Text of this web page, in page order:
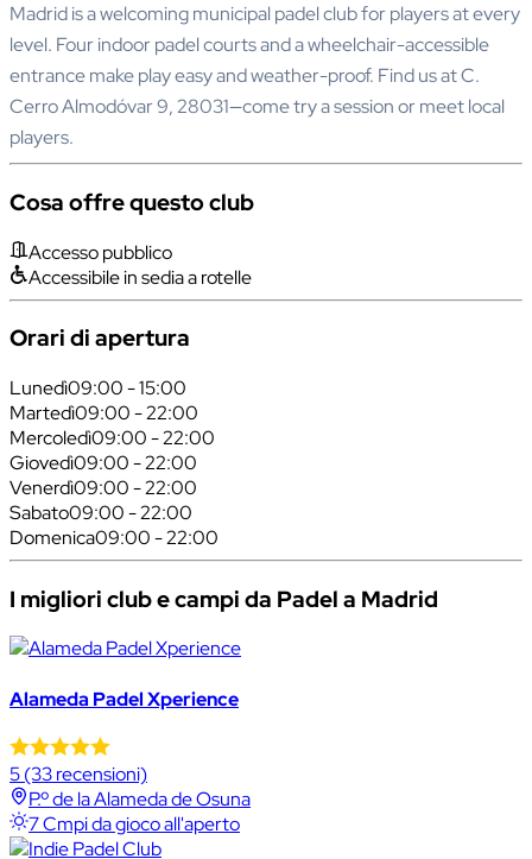
Madrid is a welcoming municipal padel club for players at every
level. Four indoor padel courts and a wheelchair-accessible
entrance make play easy and weather-proof. Find us at C.
Cerro Almodóvar 9, 28031—come try a session or meet local
players.
Cosa offre questo club
Accesso pubblico
Accessibile in sedia a rotelle
Orari di apertura
Lunedì09:00 - 15:00
Martedì09:00 - 22:00
Mercoledì09:00 - 22:00
Giovedì09:00 - 22:00
Venerdì09:00 - 22:00
Sabato09:00 - 22:00
Domenica09:00 - 22:00
I migliori club e campi da Padel a Madrid
Alameda Padel Xperience
5(33 recensioni)
P.º de la Alameda de Osuna
7 Cmpi da gioco all'aperto